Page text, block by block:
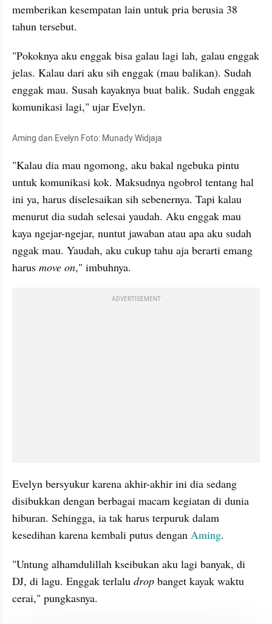
memberikan kesempatan lain untuk pria berusia 38
tahun tersebut.
"Pokoknya aku enggak bisa galau lagi lah, galau enggak
jelas. Kalau dari aku sih enggak (mau balikan). Sudah
enggak mau. Susah kayaknya buat balik. Sudah enggak
komunikasi lagi," ujar Evelyn.
Aming dan Evelyn Foto: Munady Widjaja
"Kalau dia mau ngomong, aku bakal ngebuka pintu
untuk komunikasi kok. Maksudnya ngobrol tentang hal
ini ya, harus diselesaikan sih sebenernya. Tapi kalau
menurut dia sudah selesai yaudah. Aku enggak mau
kaya ngejar-ngejar, nuntut jawaban atau apa aku sudah
nggak mau. Yaudah, aku cukup tahu aja berarti emang
harus move on," imbuhnya.
ADVERTISEMENT
Evelyn bersyukur karena akhir-akhir ini dia sedang
disibukkan dengan berbagai macam kegiatan di dunia
hiburan. Sehingga, ia tak harus terpuruk dalam
kesedihan karena kembali putus dengan Aming.
"Untung alhamdulillah kseibukan aku lagi banyak, di
DJ, di lagu. Enggak terlalu drop banget kayak waktu
cerai," pungkasnya.